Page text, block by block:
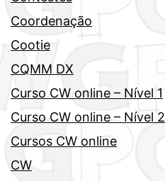
Coordenação
Cootie
CQMM DX
Curso CW online – Nível 1
Curso CW online – Nível 2
Cursos CW online
CW